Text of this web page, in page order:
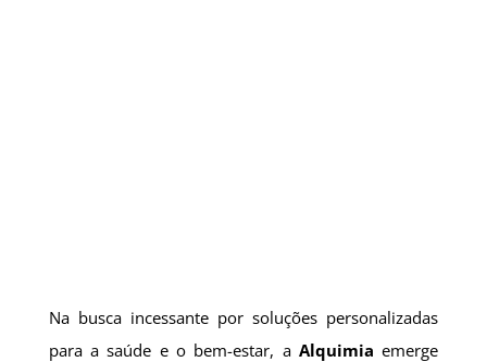
Na busca incessante por soluções personalizadas
para a saúde e o bem-estar, a Alquimia emerge